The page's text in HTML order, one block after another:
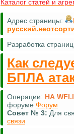
Каталог статей и
Адрес страницы:
Разработка
Как
БПЛА
Операции: НА
форуме Форум
Совет № 3: Для
связи